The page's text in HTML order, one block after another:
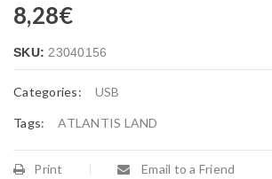
8,28€
SKU: 23040156
Categories: USB
Tags: ATLANTIS LAND
Print Email to a Friend